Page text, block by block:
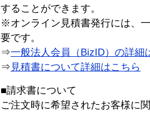
することができます。
※オンライン見積書発行には、
要です。
⇒一般法人会員（BizID）の詳細
⇒ 見積書について詳細はこちら
■請求書について
ご注文時に希望されたお客様に